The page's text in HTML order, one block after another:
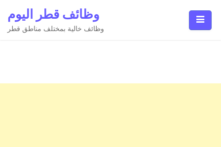
content
وظائف قطر اليوم
وظائف خالية بمختلف مناطق قطر